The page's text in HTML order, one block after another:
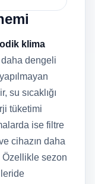
klima
dengeli
su sıcaklığı
tüketimi
ise filtre
cihazın daha
Özellikle sezon